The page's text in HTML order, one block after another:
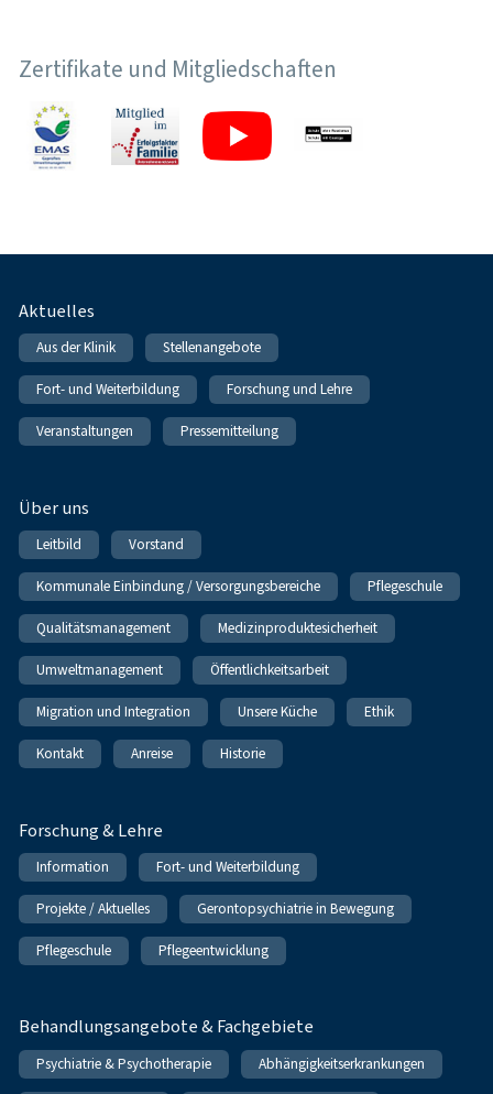
Zertifikate und Mitgliedschaften
Fußnavigation
Aktuelles
Aus der Klinik Stellenangebote
Fort- und Weiterbildung Forschung und Lehre
Veranstaltungen Pressemitteilung
Über uns
Leitbild Vorstand
Kommunale Einbindung / Versorgungsbereiche Pflegeschule
Qualitätsmanagement Medizinproduktesicherheit
Umweltmanagement Öffentlichkeitsarbeit
Migration und Integration Unsere Küche Ethik
Kontakt Anreise Historie
Forschung & Lehre
Information Fort- und Weiterbildung
Projekte / Aktuelles Gerontopsychiatrie in Bewegung
Pflegeschule Pflegeentwicklung
Behandlungsangebote & Fachgebiete
Psychiatrie & Psychotherapie Abhängigkeitserkrankungen